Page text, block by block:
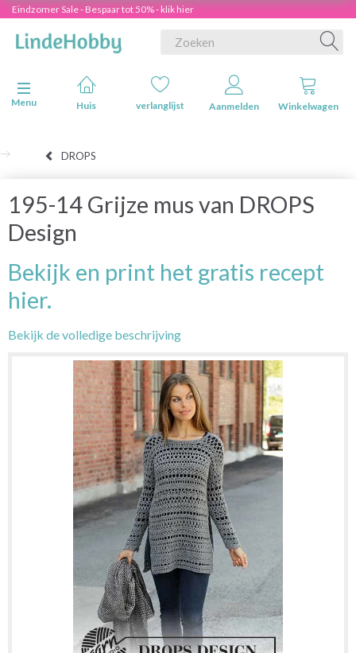
Eindzomer Sale - Bespaar tot 50% - klik hier
Navigatie in-/uitschakelen
Menu
Huis verlanglijst Aanmelden Winkelwagen
DROPS
195-14 Grijze mus van DROPS
Design
Bekijk en print het gratis recept
hier.
Bekijk de volledige beschrijving